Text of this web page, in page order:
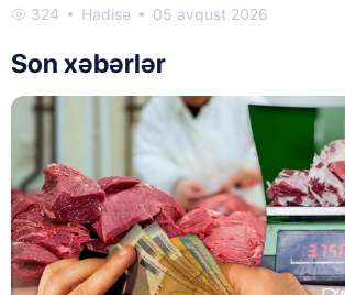
324 Hadisə 05 avqust 2026
Son xəbərlər